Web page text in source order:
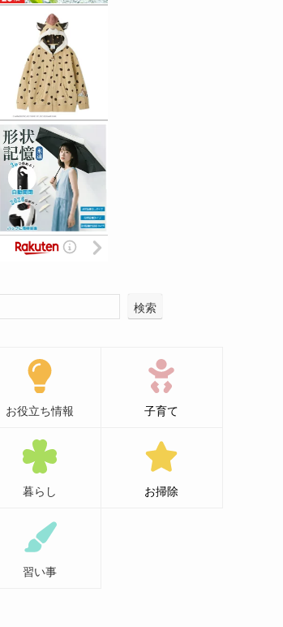
検索
お役立ち情報 子育て
暮らし お掃除
習い事